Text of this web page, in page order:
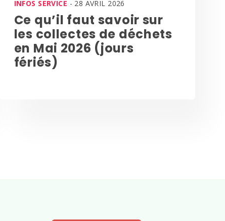
INFOS SERVICE - 28 AVRIL 2026
Ce qu’il faut savoir sur
les collectes de déchets
en Mai 2026 (jours
fériés)